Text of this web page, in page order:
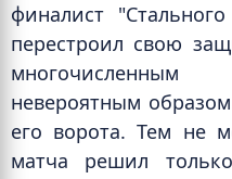
финалист
перестроил свою
невероятным
его ворота. Тем не
матча решил